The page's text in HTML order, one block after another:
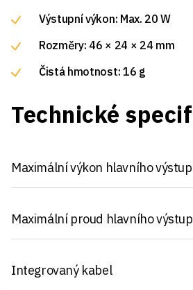
Výstupní výkon: Max. 20 W
Rozměry: 46 × 24 × 24 mm
Čistá hmotnost: 16 g
Technické
Maximální výkon hlavního
Maximální proud hlavního
Integrovaný kabel